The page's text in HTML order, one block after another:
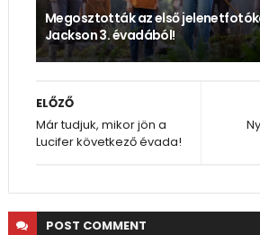
Megosztották az első
Jackson 3. évadából!
ELŐZŐ
Már tudjuk, mikor jön a
Lucifer következő évada!
POST COMMENT